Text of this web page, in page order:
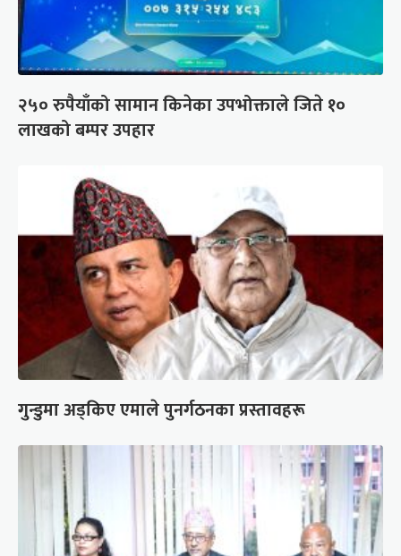
२५० रुपैयाँको सामान किनेका उपभोक्ताले जिते १०
लाखको बम्पर उपहार
गुन्डुमा अड्किए एमाले पुनर्गठनका प्रस्तावहरू